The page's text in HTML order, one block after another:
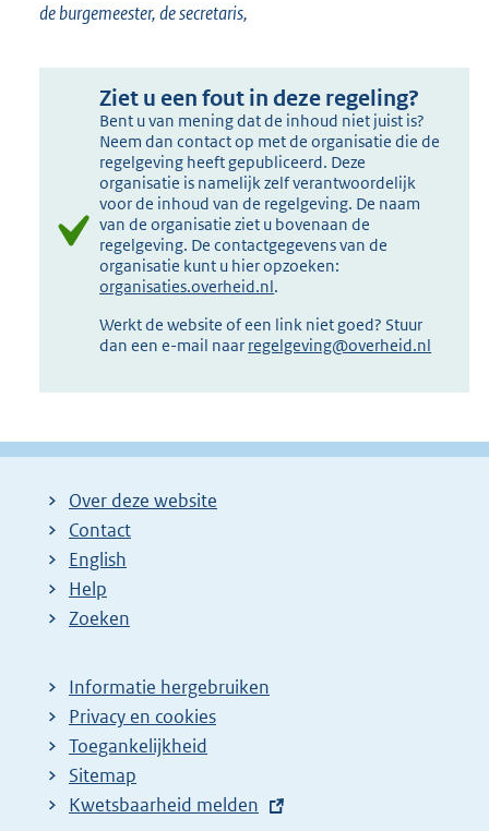
de burgemeester, de secretaris,
Ziet u een fout in deze regeling?
Bent u van mening dat de inhoud niet juist is?
Neem dan contact op met de organisatie die de
regelgeving heeft gepubliceerd. Deze
organisatie is namelijk zelf verantwoordelijk
voor de inhoud van de regelgeving. De naam
van de organisatie ziet u bovenaan de
regelgeving. De contactgegevens van de
organisatie kunt u hier opzoeken:
organisaties.overheid.nl.
Werkt de website of een link niet goed? Stuur
dan een e-mail naar regelgeving@overheid.nl
Over deze website
Contact
English
Help
Zoeken
Informatie hergebruiken
Privacy en cookies
Toegankelijkheid
Sitemap
E
Kwetsbaarheid melden